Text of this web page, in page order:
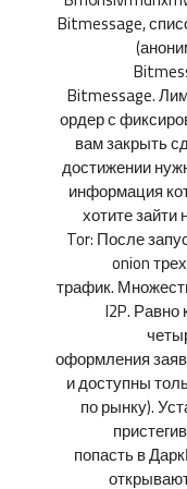
Bitmessage,
Bitmessage.
ордер с
вам закрыть
достижении
информация
хотите
Tor: После
onion
трафик.
I2P.
оформления
и доступны
по рынку).
попасть в